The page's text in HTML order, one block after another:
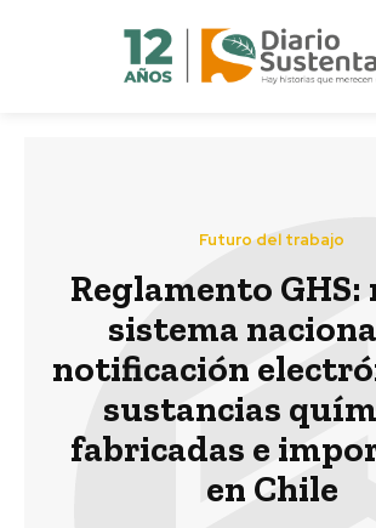
Futuro del trabajo
Reglamento GHS:
sistema
notificación
sustancias
fabricadas e
en Chile